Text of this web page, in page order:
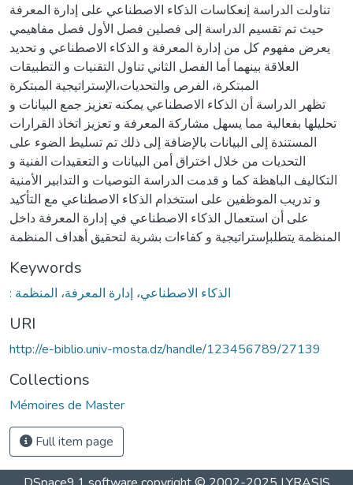
تناولت الدراسة إنعكاسات الذكاء الاصطناعي على إدارة المعرفة
حيث تم تقسيم الدراسة إلى فصلين فصل الأول فصل مفاهيمي
يعرض مفهوم كل من إدارة المعرفة و الذكاء الاصطناعي و تحديد
العلاقة بينهما أما الفصل الثاني تناول التقنيات و التطبيقات
المبتكرة، الفرص والتحديات،الإستراتيجية المبتكرة
تظهر الدراسة أن الذكاء الاصطناعي يمكنه تعزيز جمع البيانات و
تحليلها بفعالية مما يسهل مشاركة المعرفة و تعزيز اتخاذ القرارات
المستندة إلى البيانات بالإضافة إلى ذلك تم تسليط الضوء على
التحديات من خلال اختراق أمن البيانات و التعقيدات الفنية و
التكاليف الباهظة كما و قدمت الدراسة التوصيات و التدابير الأمنية
و تدريب الموظفين على استخدام الذكاء الاصطناعي مع التأكيد
على أن استعمال الذكاء الاصطناعي في إدارة المعرفة داخل
المنظمة يتطلبإستراتيجية و كفاءات بشرية لتحقيق أهداف المنظمة
Keywords
: الذكاء الاصطناعي، إدارة المعرفة، المنظمة
URI
http://e-biblio.univ-mosta.dz/handle/123456789/27139
Collections
Mémoires de Master
Full item page